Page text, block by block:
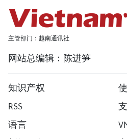
主管部门：越南通讯社
网站总编辑：陈进笋
知识产权
RSS
语言